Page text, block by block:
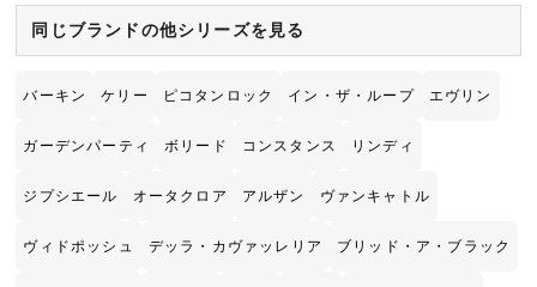
同じブランドの他シリーズを見る
バーキン ケリー ピコタンロック イン・ザ・ループ エヴリン
ガーデンパーティ ボリード コンスタンス リンディ
ジプシエール オータクロア アルザン ヴァンキャトル
ヴィドポッシュ デッラ・カヴァッレリア ブリッド・ア・ブラック